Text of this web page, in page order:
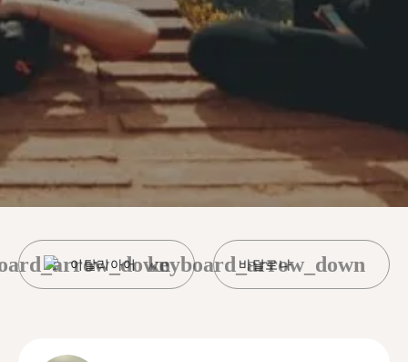
이탈리아어 바달로나
keyboard_arrow_down